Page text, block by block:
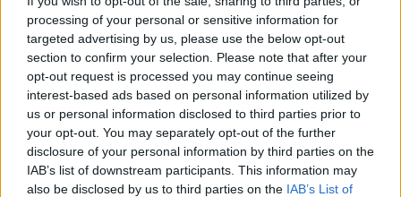
processing of your personal or sensitive information for
targeted advertising by us, please use the below opt-out
section to confirm your selection. Please note that after your
opt-out request is processed you may continue seeing
interest-based ads based on personal information utilized by
us or personal information disclosed to third parties prior to
your opt-out. You may separately opt-out of the further
disclosure of your personal information by third parties on the
IAB’s list of downstream participants. This information may
also be disclosed by us to third parties on the IAB’s List of